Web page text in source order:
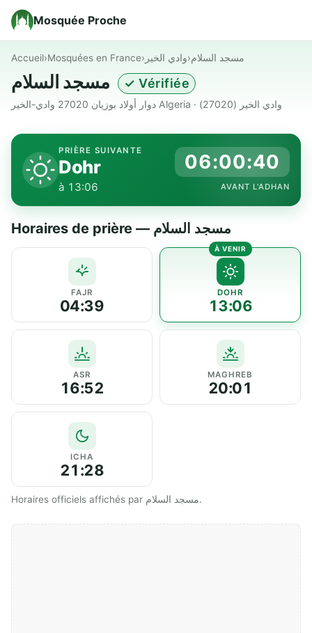
Mosquée Proche
Accueil›Mosquées en France› وادي الخير›مسجد السلام
✓ Vérifiée
دوار أولاد بوزيان 27020 وادي-الخير Algeria · وادي الخير (27020)
PRIÈRE SUIVANTE
Dohr
à 13:06
06:00:40
AVANT L'ADHAN
Horaires de prière — مسجد السلام
FAJR
04:39
DOHR
13:06
ASR
16:52
MAGHREB
20:01
ICHA
21:28
Horaires officiels affichés par مسجد السلام.